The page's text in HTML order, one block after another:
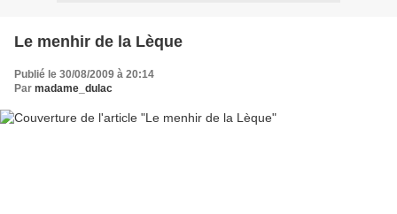
Le menhir de la Lèque
Publié le 30/08/2009 à 20:14
Par madame_dulac